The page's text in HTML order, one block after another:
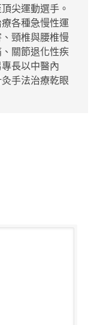
尖運動選手。
各種急慢性運
頸椎與腰椎慢
關節退化性疾
長以中醫內
手法治療乾眼